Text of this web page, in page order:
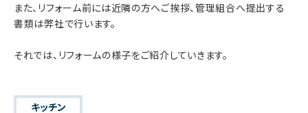
また、リフォーム前には近隣の方へご挨拶、管理組合へ提出する
書類は弊社で行います。
それでは、リフォームの様子をご紹介していきます。
キッチン